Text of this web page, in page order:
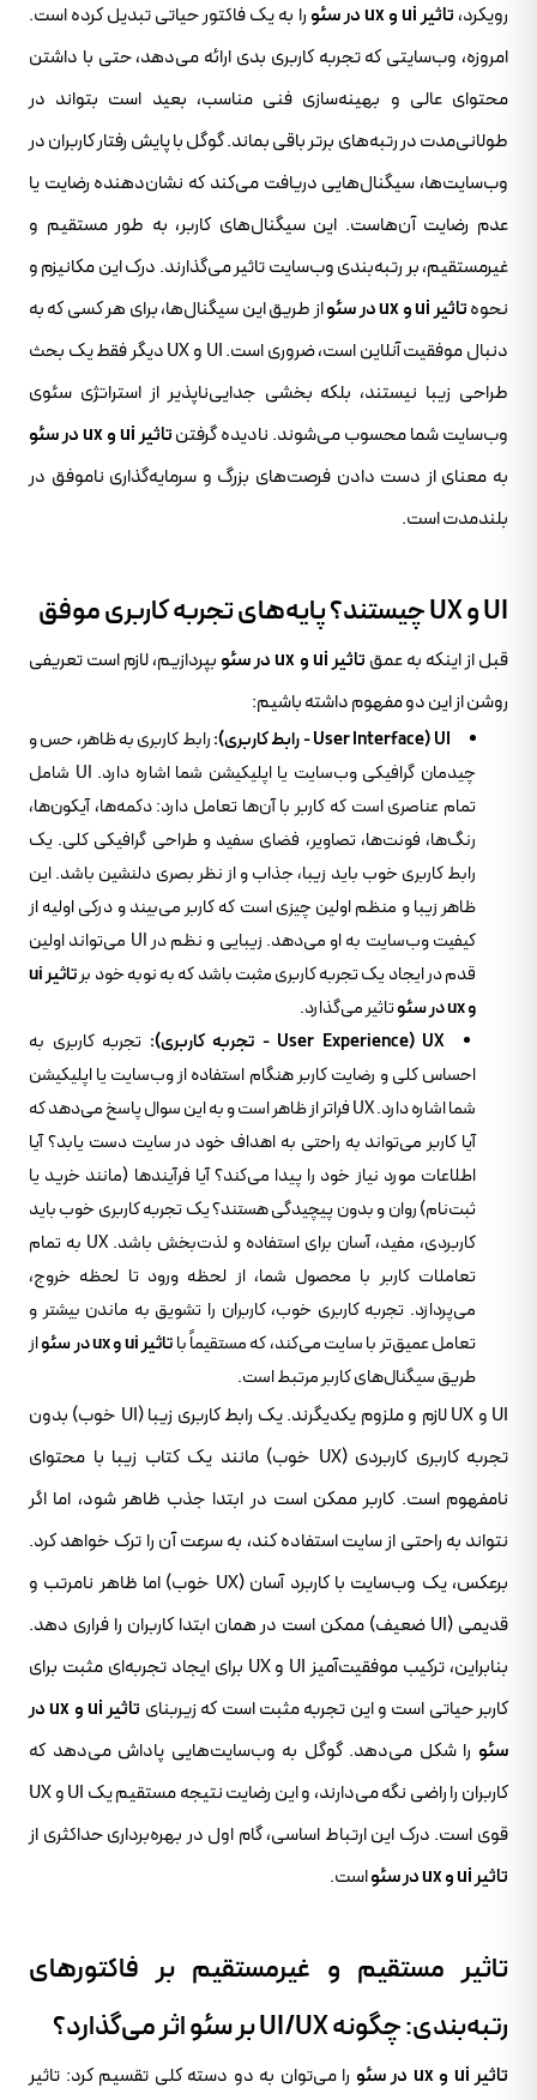
رویکرد،تاثیر ui و ux در سئو
را به یک فاکتور حیاتی تبدیل کرده است.
امروزه، وب‌سایتی که تجربه کاربری بدی ارائه می‌دهد، حتی با داشتن
محتوای عالی و بهینه‌سازی فنی مناسب، بعید است بتواند در
طولانی‌مدت در رتبه‌های برتر باقی بماند. گوگل با پایش رفتار کاربران در
وب‌سایت‌ها، سیگنال‌هایی دریافت می‌کند که نشان‌دهنده رضایت یا
عدم رضایت آن‌هاست. این سیگنال‌های کاربر، به طور مستقیم و
غیرمستقیم، بر رتبه‌بندی وب‌سایت تاثیر می‌گذارند. درک این مکانیزم و
نحوهتاثیر ui و ux در سئو
از طریق این سیگنال‌ها، برای هر کسی که به
دنبال موفقیت آنلاین است، ضروری است. UI و UX دیگر فقط یک بحث
طراحی زیبا نیستند، بلکه بخشی جدایی‌ناپذیر از استراتژی سئوی
وب‌سایت شما محسوب می‌شوند. نادیده گرفتنتاثیر ui و ux در سئو
به معنای از دست دادن فرصت‌های بزرگ و سرمایه‌گذاری ناموفق در
بلندمدت است.
UI و UX چیستند؟ پایه‌های تجربه کاربری موفق
قبل از اینکه به عمق تاثیر ui و ux در سئو
بپردازیم، لازم است تعریفی
روشن از این دو مفهوم داشته باشیم:
UI (User Interface - رابط کاربری):
رابط کاربری به ظاهر، حس و
چیدمان گرافیکی وب‌سایت یا اپلیکیشن شما اشاره دارد. UI شامل
تمام عناصری است که کاربر با آن‌ها تعامل دارد: دکمه‌ها، آیکون‌ها،
رنگ‌ها، فونت‌ها، تصاویر، فضای سفید و طراحی گرافیکی کلی. یک
رابط کاربری خوب باید زیبا، جذاب و از نظر بصری دلنشین باشد. این
ظاهر زیبا و منظم اولین چیزی است که کاربر می‌بیند و درکی اولیه از
کیفیت وب‌سایت به او می‌دهد. زیبایی و نظم در UI می‌تواند اولین
قدم در ایجاد یک تجربه کاربری مثبت باشد که به نوبه خود بر
تاثیر ui
و ux در سئو
تاثیر می‌گذارد.
UX (User Experience - تجربه کاربری):
تجربه کاربری به
احساس کلی و رضایت کاربر هنگام استفاده از وب‌سایت یا اپلیکیشن
شما اشاره دارد. UX فراتر از ظاهر است و به این سوال پاسخ می‌دهد که
آیا کاربر می‌تواند به راحتی به اهداف خود در سایت دست یابد؟ آیا
اطلاعات مورد نیاز خود را پیدا می‌کند؟ آیا فرآیندها (مانند خرید یا
ثبت‌نام) روان و بدون پیچیدگی هستند؟ یک تجربه کاربری خوب باید
کاربردی، مفید، آسان برای استفاده و لذت‌بخش باشد. UX به تمام
تعاملات کاربر با محصول شما، از لحظه ورود تا لحظه خروج،
می‌پردازد. تجربه کاربری خوب، کاربران را تشویق به ماندن بیشتر و
تعامل عمیق‌تر با سایت می‌کند، که مستقیماً باتاثیر ui و ux در سئو
از
طریق سیگنال‌های کاربر مرتبط است.
UI و UX لازم و ملزوم یکدیگرند. یک رابط کاربری زیبا (UI خوب) بدون
تجربه کاربری کاربردی (UX خوب) مانند یک کتاب زیبا با محتوای
نامفهوم است. کاربر ممکن است در ابتدا جذب ظاهر شود، اما اگر
نتواند به راحتی از سایت استفاده کند، به سرعت آن را ترک خواهد کرد.
برعکس، یک وب‌سایت با کاربرد آسان (UX خوب) اما ظاهر نامرتب و
قدیمی (UI ضعیف) ممکن است در همان ابتدا کاربران را فراری دهد.
بنابراین، ترکیب موفقیت‌آمیز UI و UX برای ایجاد تجربه‌ای مثبت برای
کاربر حیاتی است و این تجربه مثبت است که زیربنای
تاثیر ui و ux در
سئو را شکل می‌دهد. گوگل به وب‌سایت‌هایی پاداش می‌دهد که
کاربران را راضی نگه می‌دارند، و این رضایت نتیجه مستقیم یک UI و UX
قوی است. درک این ارتباط اساسی، گام اول در بهره‌برداری حداکثری از
تاثیر ui و ux در سئو
است.
تاثیر مستقیم و غیرمستقیم بر فاکتورهای
رتبه‌بندی: چگونه UI/UX بر سئو اثر می‌گذارد؟
تاثیر ui و ux در سئو را می‌توان به دو دسته کلی تقسیم کرد: تاثیر